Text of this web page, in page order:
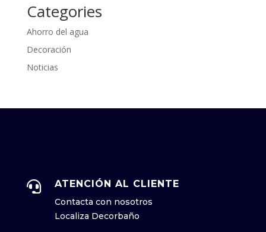
Categories
Ahorro del agua
Decoración
Noticias
 ATENCIÓN AL CLIENTE
Contacta con nosotros
Localiza Decorbaño